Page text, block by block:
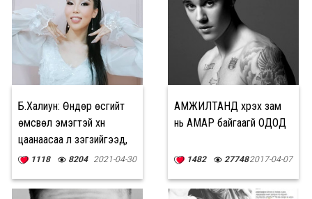
Б.Халиун: Өндөр өсгийт
өмсвөл эмэгтэй хүн
цаанаасаа л зэгзийгээд,
цэгцтэй алхдаг
1118 8204 2021-04-30
АМЖИЛТАНД хүрэх зам
нь АМАР байгаагүй ОДОД
1482 277482017-04-07